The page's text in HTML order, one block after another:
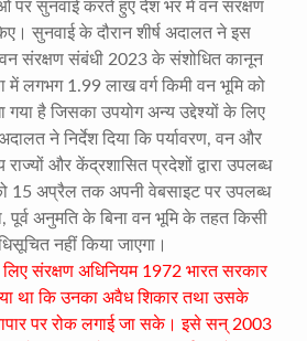
पर सुनवाई करते हुए देश भर में वन संरक्षण
सुनवाई के दौरान शीर्ष अदालत ने इस
वन संरक्षण संबंधी 2023 के संशोधित कानून
में लगभग 1.99 लाख वर्ग किमी वन भूमि को
गया है जिसका उपयोग अन्य उद्देश्यों के लिए
ने निर्देश दिया कि पर्यावरण, वन और
और केंद्रशासित प्रदेशों द्वारा उपलब्ध
15 अप्रैल तक अपनी वेबसाइट पर उपलब्ध
पूर्व अनुमति के बिना वन भूमि के तहत किसी
नहीं किया जाएगा।
संरक्षण अधिनियम 1972 भारत सरकार
था कि उनका अवैध शिकार तथा उसके
पर रोक लगाई जा सके। इसे सन् 2003